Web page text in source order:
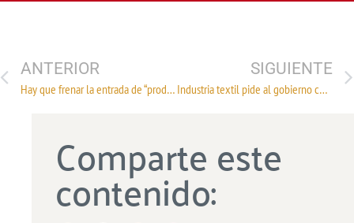
ANTERIOR
Hay que frenar la entrada de “productos chuecos”: Clouthier / Grupo En Concreto
SIGUIENTE
Industria textil pide al gobierno combatir ilegalidad y costos de energía competitivos / Forbes México
Comparte este
contenido: